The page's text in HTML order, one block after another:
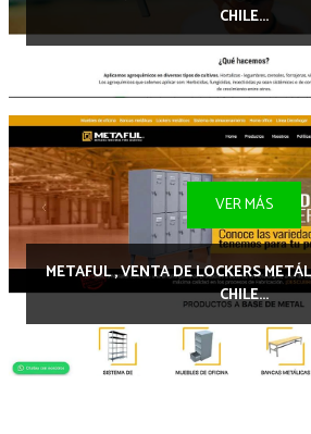
CHILE...
VER MÁS
METAFUL , VENTA DE LOCKERS
CHILE...